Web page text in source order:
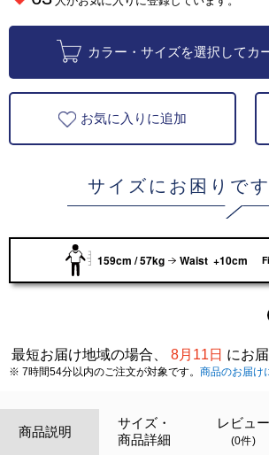
カラー・サイズを選択してカ
お気に入りに追加
サイズにお困りで
159cm / 57kg Waist +10cm
最短お届け地域の場合、 8月11日 にお
※ 7時間54分以内のご注文が対象です。 商品のお届け
商品説明
サイズ・
商品詳細
レビュー
(0件)